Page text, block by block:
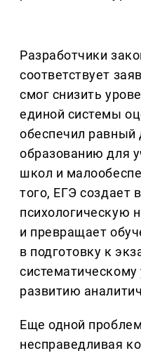
Разработчики
соответствует
смог снизить
единой системы
обеспечил
образованию для
школ и
того, ЕГЭ создает
психологическую
и превращает
в подготовку к
развитию
Еще одной
несправедливая